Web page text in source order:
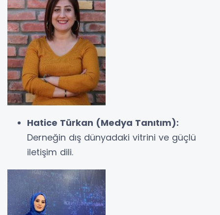
Hatice Türkan (Medya Tanıtım):
Derneğin dış dünyadaki vitrini ve güçlü
iletişim dili.